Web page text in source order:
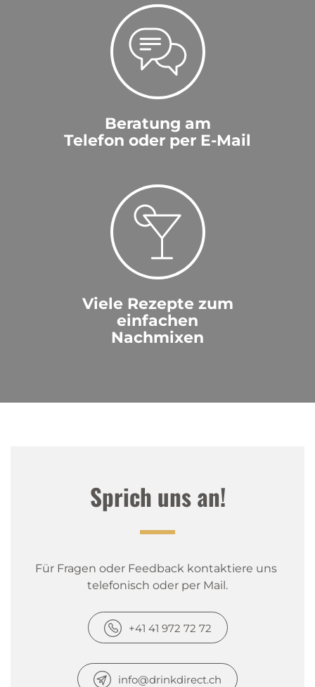
Beratung am
Telefon oder per E-Mail
Viele Rezepte zum
einfachen
Nachmixen
Sprich uns an!
Für Fragen oder Feedback kontaktiere uns
telefonisch oder per Mail.
+41 41 972 72 72
info@drinkdirect.ch